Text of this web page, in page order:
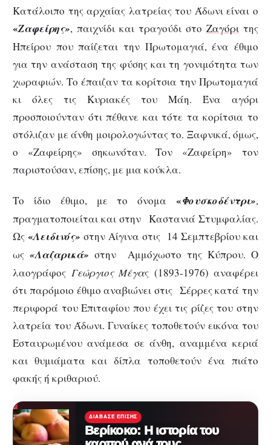
Κατάλοιπο της αρχαίας λατρείας του Άδωνι είναι ο
«Ζαφείρης», παιχνίδι και τραγούδι στο Ζαγόρι της
Ηπείρου που παίζεται την Πρωτομαγιά, ένα έθιμο
για την ανάσταση της φύσης και τη γονιμότητα των
χωραφιών. Το έπαιζαν τα κορίτσια την Πρωτομαγιά
κι όλες τις Κυριακές του Μάη. Ένα αγόρι
προσποιούνταν ότι πέθανε και τότε τα κορίτσια το
στόλιζαν με άνθη μοιρολογώντας το. Ξαφνικά, όμως,
ο «Ζαφείρης» σηκωνόταν. Τον «Ζαφείρη» τον
παριστούσαν, επίσης, με μια κούκλα.
Το ίδιο έθιμο, με το όνομα «Φουσκοδέντρι»,
πραγματοποιείται και στην Καστανιά Στυμφαλίας.
Ως «Λειδινός» στην Αίγινα στις 14 Σεμπτεβρίου και
ως «Λαζαρικά» στην Αμμόχωστο της Κύπρου. Ο
λαογράφος Γεώργιος Μέγας (1893-1976) αναφέρει
ότι παρόμοιο έθιμο αναβιώνει στις Σέρρες κατά την
περιφορά του Επιταφίου που έχει τις ρίζες του στην
λατρεία του Άδωνι. Γυναίκες τοποθετούν εικόνα του
Εσταυρωμένου ανάμεσα σε άνθη, αναμμένα κεριά
και θυμιάματα και δίπλα τοποθετούν ένα πιάτο
φακής ή κριθαριού.
ΔΙΆΒΑΣΕ ΕΠΊΣΗΣ
Βερίκοκο: Η ιστορία του